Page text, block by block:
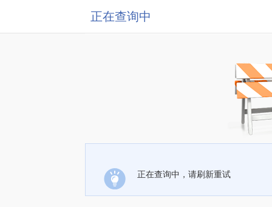
正在查询中
正在查询中，请刷新重试